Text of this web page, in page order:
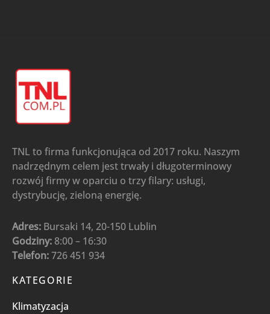
TNL to firma funkcjonująca od 2017 roku. Naszym
nadrzędnym celem jest trwały i długoterminowy
rozwój firmy w oparciu o trzy filary: usługi,
dystrybucję, zieloną energię.
Adres: Bursaki 14, 20-150 Lublin
Godziny: 8:00 – 16:30
Telefon:726 451 934
KATEGORIE
Klimatyzacja